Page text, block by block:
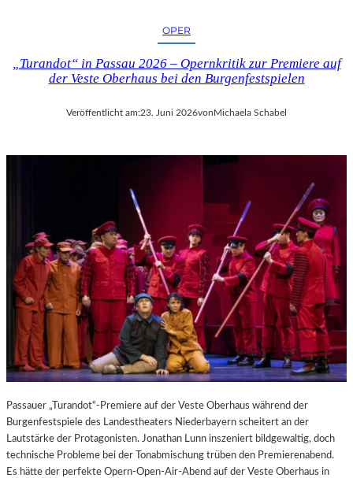
OPER
„Turandot“ in Passau 2026 – Opernkritik zur Premiere auf
der Veste Oberhaus bei den Burgenfestspielen
Veröffentlicht am:23. Juni 2026vonMichaela Schabel
Passauer „Turandot“-Premiere auf der Veste Oberhaus während der
Burgenfestspiele des Landestheaters Niederbayern scheitert an der
Lautstärke der Protagonisten. Jonathan Lunn inszeniert bildgewaltig, doch
technische Probleme bei der Tonabmischung trüben den Premierenabend.
Es hätte der perfekte Opern-Open-Air-Abend auf der Veste Oberhaus in